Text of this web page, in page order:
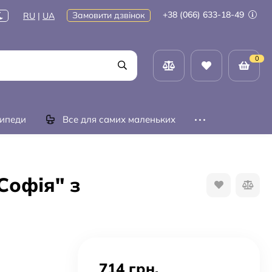
RU | UA Замовити дзвінок +38 (066) 633-18-49
0
Все для самих маленьких
з
714 грн.